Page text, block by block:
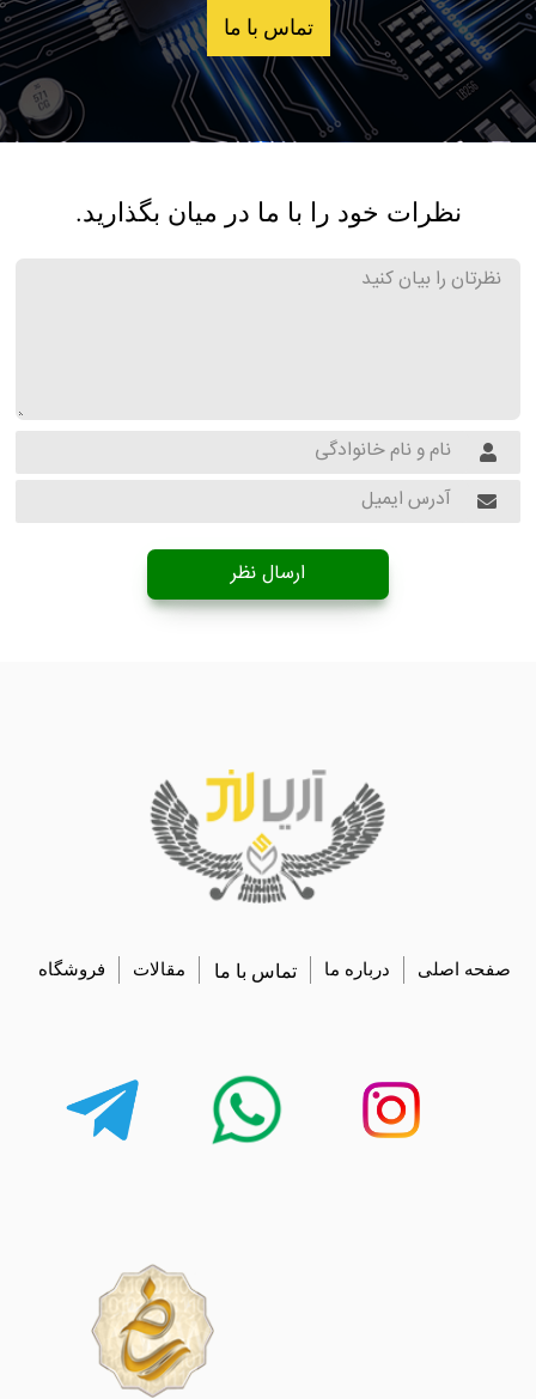
تماس با ما
نظرات خود را با ما در میان بگذارید.
ارسال نظر
صفحه اصلی درباره ما تماس با ما مقالات فروشگاه